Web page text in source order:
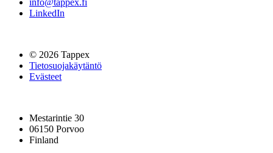
LinkedIn
© 2026 Tappex
Tietosuojakäytäntö
Evästeet
Mestarintie 30
06150 Porvoo
Finland